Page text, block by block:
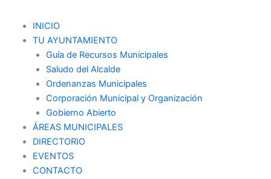
contenido
INICIO
TU AYUNTAMIENTO
Guía de Recursos Municipales
Saludo del Alcalde
Ordenanzas Municipales
Corporación Municipal y Organización
Gobierno Abierto
ÁREAS MUNICIPALES
DIRECTORIO
EVENTOS
CONTACTO
Menu